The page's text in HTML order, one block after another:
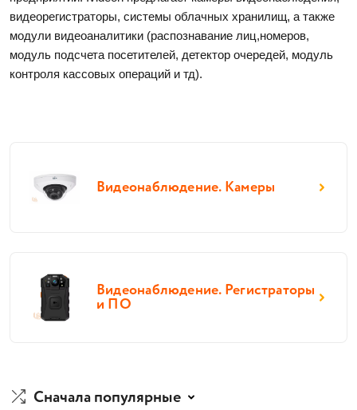
видеорегистраторы, системы облачных хранилищ, а также
модули видеоаналитики (распознавание лиц,номеров,
модуль подсчета посетителей, детектор очередей, модуль
контроля кассовых операций и тд).
Видеонаблюдение. Камеры
Видеонаблюдение. Регистраторы
и ПО
Сначала популярные